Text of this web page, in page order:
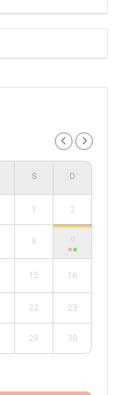
1 2
8 9
15 16
22 23
29 30